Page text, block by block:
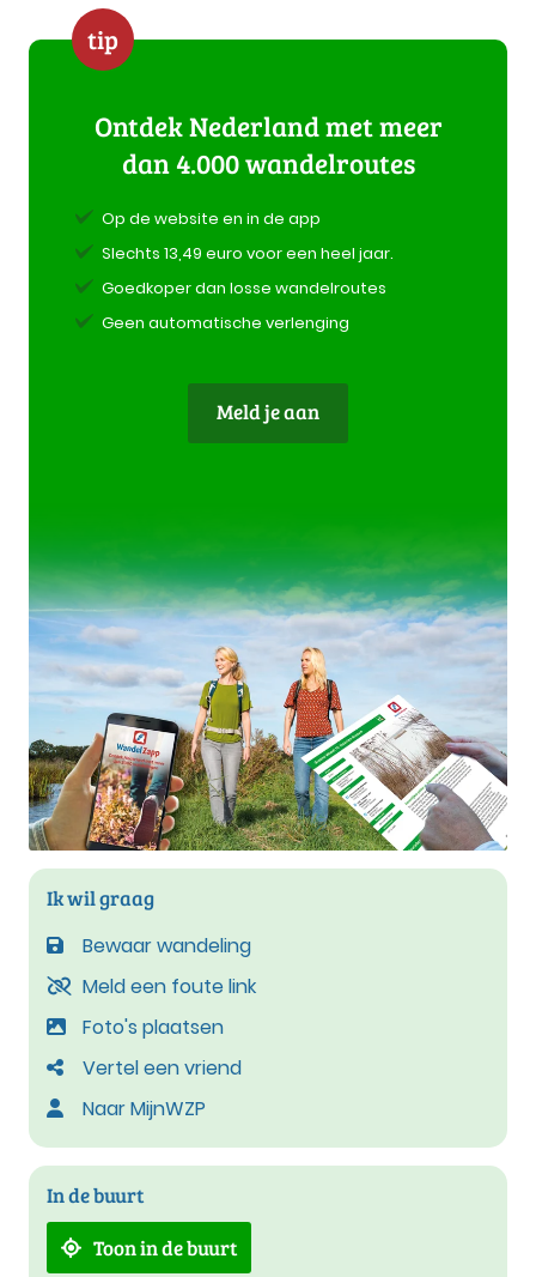
tip
Ontdek Nederland met meer
dan 4.000 wandelroutes
Op de website en in de app
Slechts 13,49 euro voor een heel jaar.
Goedkoper dan losse wandelroutes
Geen automatische verlenging
Meld je aan
Ik wil graag
Bewaar wandeling
Meld een foute link
Foto's plaatsen
Vertel een vriend
Naar MijnWZP
In de buurt
Toon in de buurt